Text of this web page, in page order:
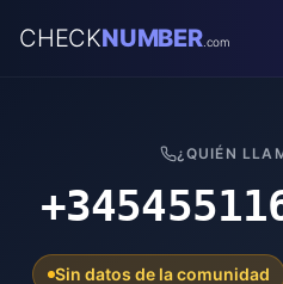
CHECKNUMBER.com
¿QUIÉN
Sin datos de la comunidad